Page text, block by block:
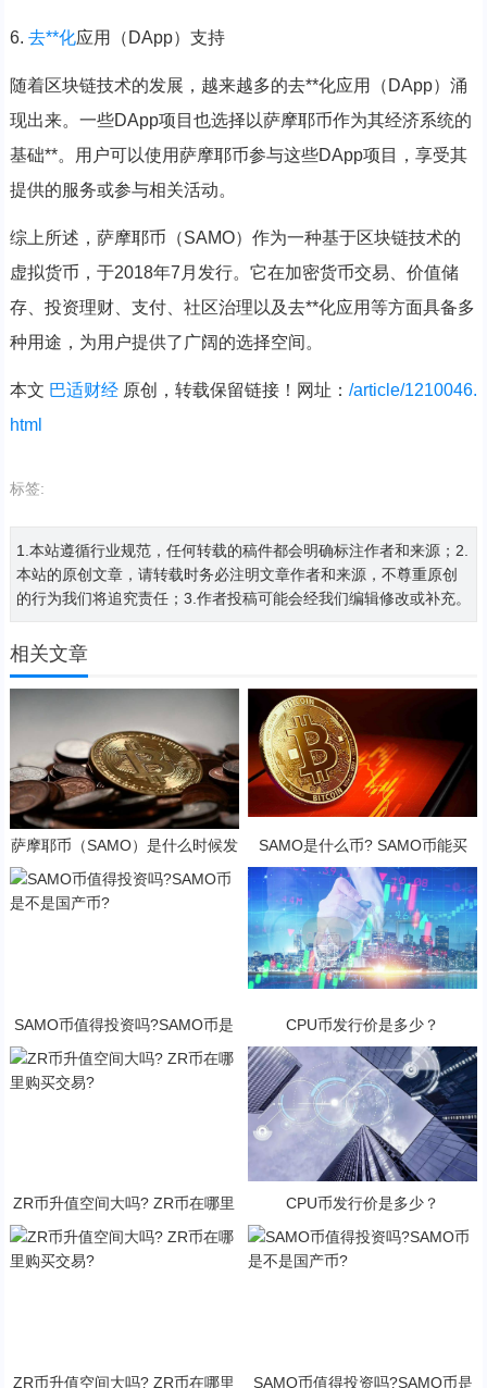
6. 去**化应用（DApp）支持
随着区块链技术的发展，越来越多的去**化应用（DApp）涌
现出来。一些DApp项目也选择以萨摩耶币作为其经济系统的
基础**。用户可以使用萨摩耶币参与这些DApp项目，享受其
提供的服务或参与相关活动。
综上所述，萨摩耶币（SAMO）作为一种基于区块链技术的
虚拟货币，于2018年7月发行。它在加密货币交易、价值储
存、投资理财、支付、社区治理以及去**化应用等方面具备多
种用途，为用户提供了广阔的选择空间。
本文 巴适财经原创，转载保留链接！网址： /article/1210046.
html
标签:
1.本站遵循行业规范，任何转载的稿件都会明确标注作者和来源；2.
本站的原创文章，请转载时务必注明文章作者和来源，不尊重原创
的行为我们将追究责任；3.作者投稿可能会经我们编辑修改或补充。
相关文章
萨摩耶币（SAMO）是什么时候发
行的？SAMO币可以做什么？
SAMO是什么币? SAMO币能买
吗?·
SAMO币值得投资吗?SAMO币是
CPU币发行价是多少？
ZR币升值空间大吗? ZR币在哪里
CPU币发行价是多少？
ZR币升值空间大吗? ZR币在哪里 SAMO币值得投资吗?SAMO币是